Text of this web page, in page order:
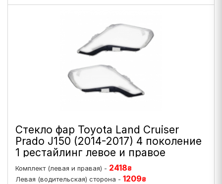
Стекло фар Toyota Land Cruiser
Prado J150 (2014-2017) 4 поколение
1 рестайлинг левое и правое
Комплект (левая и правая) - 2418₴
Левая (водительская) сторона - 1209₴